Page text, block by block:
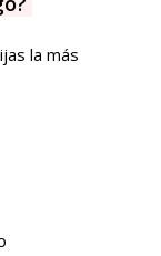
la más